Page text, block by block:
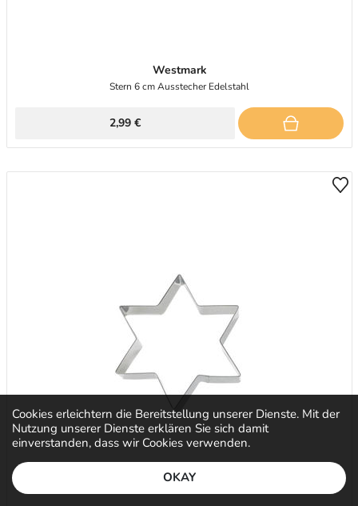
Cookies erleichtern die Bereitstellung unserer Dienste. Mit der
Nutzung unserer Dienste erklären Sie sich damit
einverstanden, dass wir Cookies verwenden.
OKAY
Westmark
Stern 6 cm Ausstecher Edelstahl
2,99 €